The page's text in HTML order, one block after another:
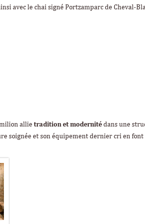
avec le chai signé Portzamparc de Cheval-
allie tradition et modernité dans une
soignée et son équipement dernier cri en